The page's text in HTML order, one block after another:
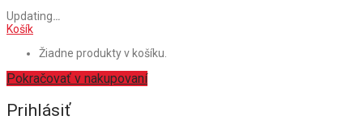
Updating…
Košík
Žiadne produkty v košíku.
Pokračovať v nakupovaní
Prihlásiť